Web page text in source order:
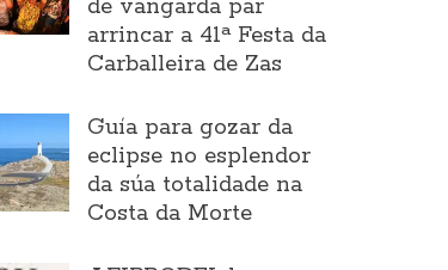
de vangarda par
arrincar a 41ª Festa da
Carballeira de Zas
Guía para gozar da
eclipse no esplendor
da súa totalidade na
Costa da Morte